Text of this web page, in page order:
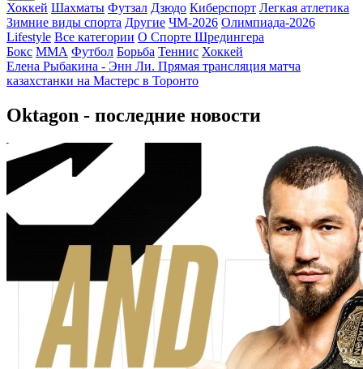
Хоккей Шахматы Футзал Дзюдо Киберспорт Легкая атлетика
Зимние виды спорта Другие ЧМ-2026 Олимпиада-2026
Lifestyle Все категории О Спорте Шредингера
Бокс ММА Футбол Борьба Теннис Хоккей
Елена Рыбакина - Энн Ли. Прямая трансляция матча
казахстанки на Мастерс в Торонто
Oktagon - последние новости